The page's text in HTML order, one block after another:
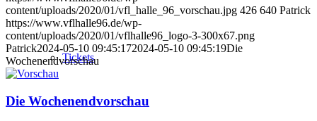
Tickets
content/uploads/2020/01/vfl_halle_96_vorschau.jpg 426 640 Patrick
https://www.vflhalle96.de/wp-
content/uploads/2020/01/vflhalle96_logo-3-300x67.png
Patrick2024-05-10 09:45:172024-05-10 09:45:19Die
Wochenendvorschau
Die Wochenendvorschau